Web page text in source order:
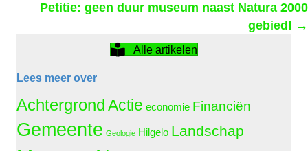
navigation
Petitie: geen duur museum naast Natura 2000
gebied! →
Alle artikelen
Lees meer over
Achtergrond Actie economie Financiën
Gemeente Geologie Hilgelo Landschap